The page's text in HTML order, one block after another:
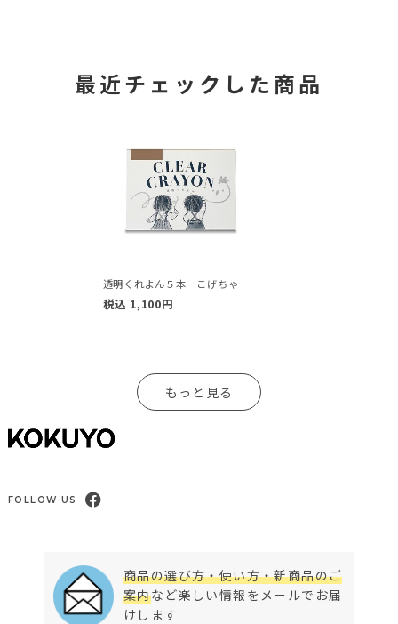
最近チェックした商品
透明くれよん５本 こげちゃ
税込 1,100円
もっと見る
FOLLOW US
商品の選び方・使い方・新商品のご
案内など楽しい情報をメールでお届
けします